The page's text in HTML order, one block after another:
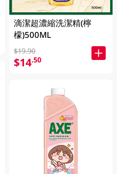
滴潔超濃縮洗潔精(檸
檬)500ML
$19.90
$14.50